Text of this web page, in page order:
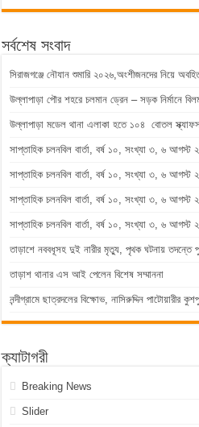
সর্বশেষ সংবাদ
সিরাজগঞ্জে নৌযান শুমারি ২০২৬,অংশীজনদের নিয়ে
উল্লাপাড়া পৌর শহরে চলমান ড্রেন – সড়ক নির্মানে
উল্লাপাড়া মডেল থানা এলাকা হতে ১০৪ বোতল
সাপ্তাহিক চলনবিল বার্তা, বর্ষ ১০, সংখ্যা ৩, ৬ আগস্ট
সাপ্তাহিক চলনবিল বার্তা, বর্ষ ১০, সংখ্যা ৩, ৬ আগস্ট
সাপ্তাহিক চলনবিল বার্তা, বর্ষ ১০, সংখ্যা ৩, ৬ আগস্ট
সাপ্তাহিক চলনবিল বার্তা, বর্ষ ১০, সংখ্যা ৩, ৬ আগস্ট
তাড়াশে নববধূসহ দুই নারীর মৃত্যু, পৃথক ঘটনায় তদন্তে
তাড়াশ থানার এস আই পেলেন বিশেষ সম্মাননা
নন্দীগ্রামে ছাত্রদলের বিক্ষোভ, নাসিরুদ্দিন পাটোয়ারীর
ক্যাটাগরী
Breaking News
Slider